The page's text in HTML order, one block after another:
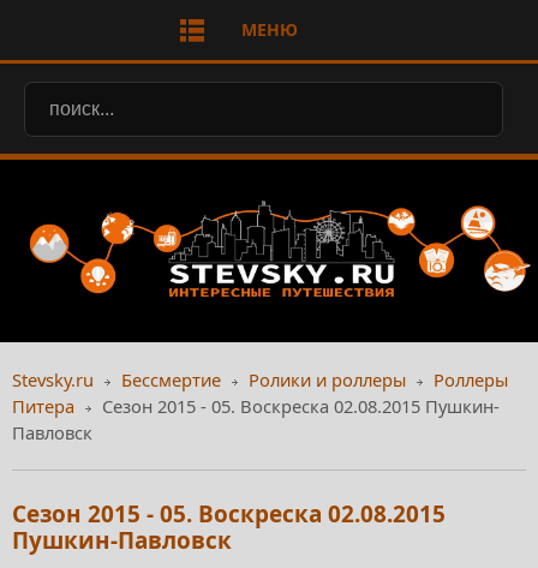
МЕНЮ
Stevsky.ru Бессмертие Ролики и роллеры
Роллеры
Питера
Сезон 2015 - 05. Воскреска 02.08.2015 Пушкин-
Павловск
Сезон 2015 - 05. Воскреска 02.08.2015
Пушкин-Павловск